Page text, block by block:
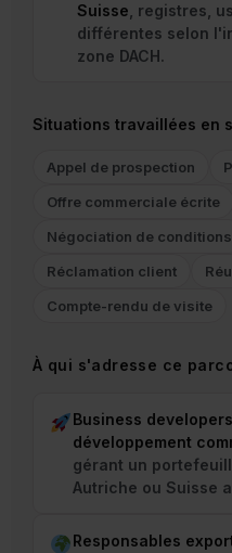
Suisse , registres,
différentes selon
zone DACH.
Situations travaillées en
Appel de prospection
Offre commerciale écrite
Négociation de conditions
Réclamation client
Compte-rendu de visite
À qui s'adresse ce
Business
développement
gérant un
Autriche ou Suisse
Responsables